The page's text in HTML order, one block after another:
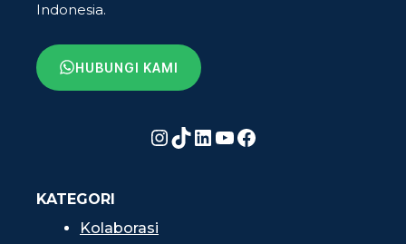
Indonesia.
HUBUNGI KAMI
Instagram
TikTok
LinkedIn
YouTube
Facebook
KATEGORI
Kolaborasi